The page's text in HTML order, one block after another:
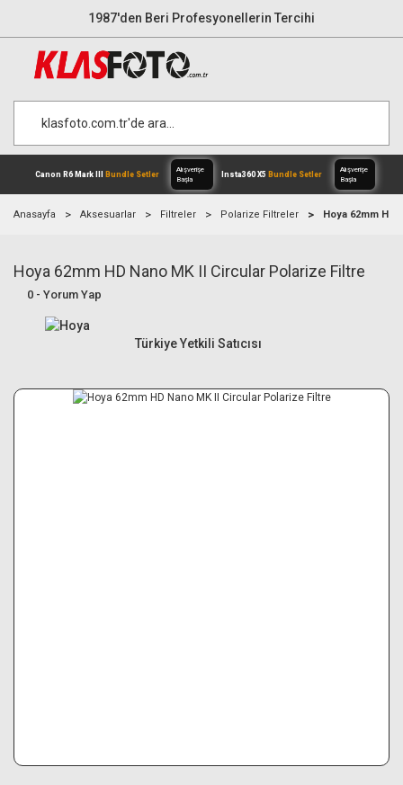
1987'den Beri Profesyonellerin Tercihi
Canon R6 Mark III
Anasayfa Aksesuarlar Filtreler Polarize Filtreler Hoya 62mm HD
Hoya 62mm HD Nano MK II Circular Polarize Filtre
0 - Yorum Yap
Türkiye Yetkili Satıcısı